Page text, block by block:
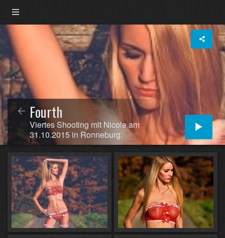
Fourth
Viertes Shooting mit Nicole am
31.10.2015 in Ronneburg.